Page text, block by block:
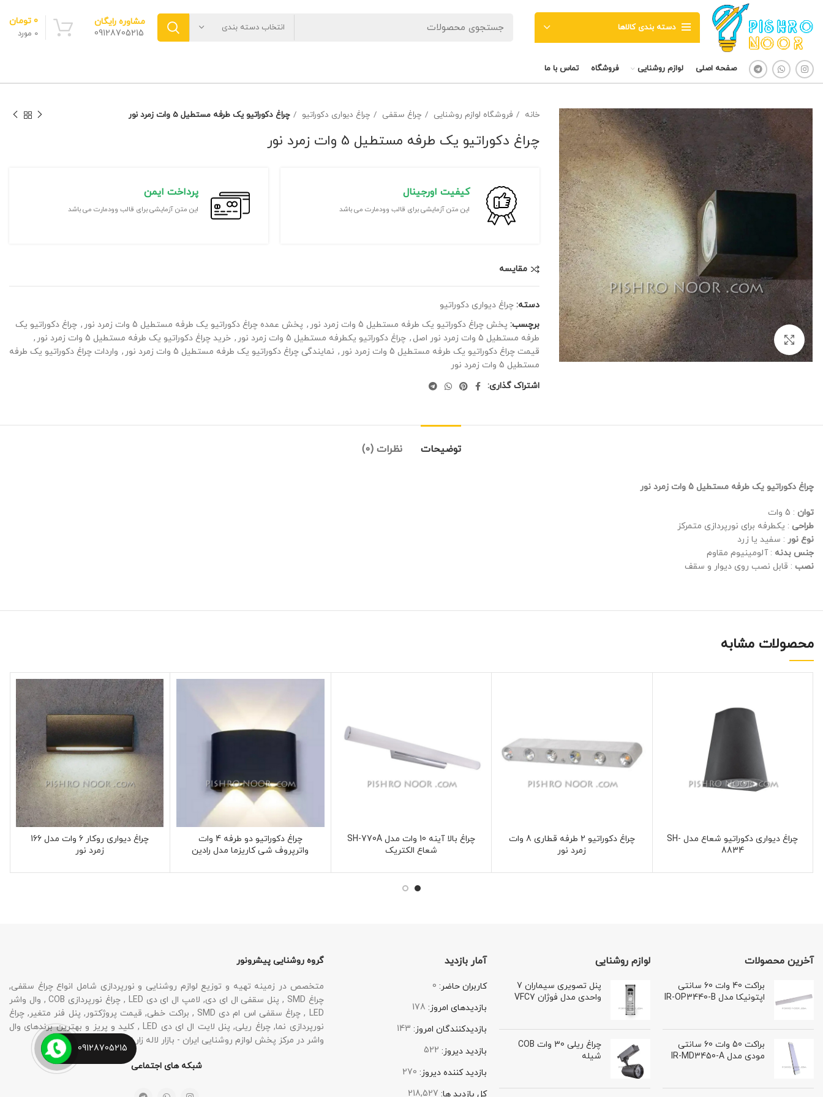
دسته بندی کالاها انتخاب دسته بندی
مشاوره رایگان
09128705215
0 مورد
0 تومان
صفحه اصلی لوازم روشنایی فروشگاه تماس با ما
برای بزرگنمایی کلیک کنید
خانه فروشگاه لوازم روشنایی چراغ سقفی چراغ دیواری دکوراتیو چراغ دکوراتیو یک طرفه مستطیل 5 وات زمرد نور
چراغ دکوراتیو یک طرفه مستطیل 5 وات زمرد نور
کیفیت اورجینال
این متن آزمایشی برای قالب وودمارت می باشد
پرداخت ایمن
این متن آزمایشی برای قالب وودمارت می باشد
مقايسه
دسته: چراغ دیواری دکوراتیو
برچسب: پخش چراغ دکوراتیو یک طرفه مستطیل 5 وات زمرد نور , پخش عمده چراغ دکوراتیو یک طرفه مستطیل 5 وات زمرد نور , چراغ دکوراتیو یک
طرفه مستطیل 5 وات زمرد نور اصل
, چراغ دکوراتیو یکطرفه مستطیل 5 وات زمرد نور , خرید چراغ دکوراتیو یک طرفه مستطیل 5 وات زمرد نور
,
قیمت چراغ دکوراتیو یک طرفه مستطیل 5 وات زمرد نور
, نمایندگی چراغ دکوراتیو یک طرفه مستطیل 5 وات زمرد نور , واردات چراغ دکوراتیو یک طرفه
مستطیل 5 وات زمرد نور
اشتراک گذاری:
توضیحات نظرات (0)
چراغ دکوراتیو یک طرفه مستطیل 5 وات زمرد نور
توان : 5 وات
طراحی : یکطرفه برای نورپردازی متمرکز
نوع نور : سفید یا زرد
جنس بدنه : آلومینیوم مقاوم
نصب : قابل نصب روی دیوار و سقف
محصولات مشابه
چراغ دیواری دکوراتیو شعاع مدل SH-
8834
چراغ دکوراتیو 2 طرفه قطاری 8 وات
زمرد نور
چراغ بالا آینه 10 وات مدل SH-770A
شعاع الکتریک
چراغ دکوراتیو دو طرفه 4 وات
واترپروف شی کاریزما مدل رادین
چراغ دیواری روکار 6 وات مدل 166
زمرد نور
آخرین محصولات
براکت 40 وات 60 سانتی
اپتونیکا مدل IR-OP3440-B
براکت 50 وات 60 سانتی
مودی مدل IR-MD3450-A
لوازم روشنایی
پنل تصویری سیماران 7
واحدی مدل فوژان VFC7
چراغ ریلی 30 وات COB
شیله
آمار بازدید
کاربران حاضر: 0
بازدیدهای امروز: 178
بازدیدکنندگان امروز: 143
بازدید دیروز: 522
بازدید کننده دیروز: 270
کل بازدید ها: 218,527
گروه روشنایی پیشرونور
متخصص در زمینه تهیه و توزیع لوازم روشنایی و نورپردازی شامل انواع چراغ سقفی,
چراغ SMD , پنل سقفی ال ای دی, لامپ ال ای دی LED , چراغ نورپردازی COB , وال واشر
LED , چراغ سقفی اس ام دی SMD , براکت خطی, قیمت پروژکتور, پنل فنر متغیر, چراغ
نورپردازی نما, چراغ ریلی, پنل لایت ال ای دی LED , کلید و پریز و بهترین برندهای وال
واشر در مرکز پخش لوازم روشنایی ایران - بازار لاله زار تهران می باشد.
شبکه های اجتماعی
09128705215